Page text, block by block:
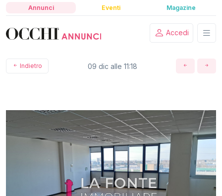
Annunci Eventi Magazine
Accedi
Indietro 09 dic alle 11:18